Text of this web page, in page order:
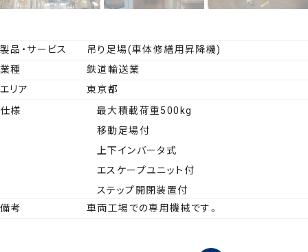
製品・サービス
吊り足場(車体修繕用昇降機)
業種
鉄道輸送業
エリア
東京都
仕様
最大積載荷重500kg
移動足場付
上下インバータ式
エスケープユニット付
ステップ開閉装置付
備考
車両工場での専用機械です。